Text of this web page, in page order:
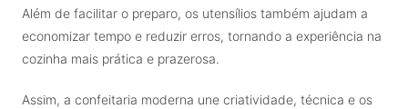
Além de facilitar o preparo, os utensílios também ajudam a
economizar tempo e reduzir erros, tornando a experiência na
cozinha mais prática e prazerosa.
Assim, a confeitaria moderna une criatividade, técnica e os